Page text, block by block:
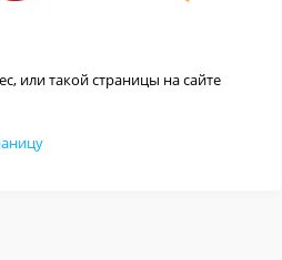
или такой страницы на сайте